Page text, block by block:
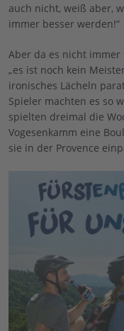
auch nicht, weiß aber,
immer besser werden!“
Aber da es nicht immer
„es ist noch kein
ironisches Lächeln
Spieler machten es so
spielten dreimal die
Vogesenkamm eine
sie in der Provence